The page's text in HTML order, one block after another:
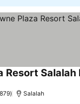
Resort Salalah
Salalah